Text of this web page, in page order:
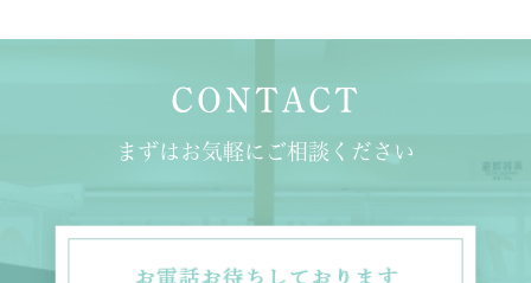
CONTACT
まずはお気軽にご相談ください